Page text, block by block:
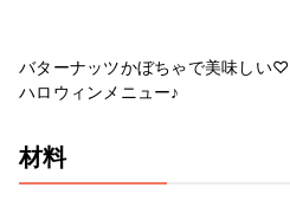
バターナッツかぼちゃで美味しい♡
ハロウィンメニュー♪
材料